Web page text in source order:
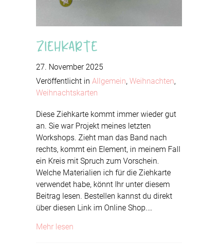
Ziehkarte
27. November 2025
Veröffentlicht in Allgemein, Weihnachten,
Weihnachtskarten
Diese Ziehkarte kommt immer wieder gut
an. Sie war Projekt meines letzten
Workshops. Zieht man das Band nach
rechts, kommt ein Element, in meinem Fall
ein Kreis mit Spruch zum Vorschein.
Welche Materialien ich für die Ziehkarte
verwendet habe, könnt Ihr unter diesem
Beitrag lesen. Bestellen kannst du direkt
über diesen Link im Online Shop.…
Mehr lesen